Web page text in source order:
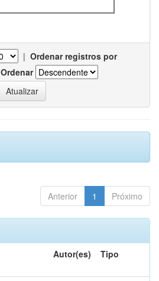
| Ordenar registros por
Ordenar
Anterior 1 Próximo
Autor(es) Tipo